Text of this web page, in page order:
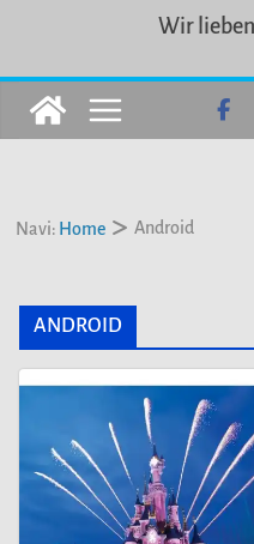
Wir
Navi: Home Android
ANDROID